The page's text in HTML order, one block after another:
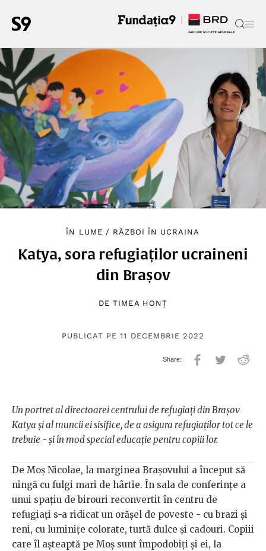
ÎN LUME / RĂZBOI ÎN UCRAINA
Katya, sora refugiaților ucraineni
din Brașov
DETIMEA HONȚ
PUBLICAT PE 11 DECEMBRIE 2022
Un portret al directoarei centrului de refugiați din Brașov
Katya și al muncii ei sisifice, de a asigura refugiaților tot ce le
trebuie - și în mod special educație pentru copiii lor.
De Moș Nicolae, la marginea Brașovului a început să
ningă cu fulgi mari de hârtie. În sala de conferințe a
unui spațiu de birouri reconvertit în centru de
refugiați s-a ridicat un orășel de poveste - cu brazi și
reni, cu luminițe colorate, turtă dulce și cadouri. Copiii
care îl așteaptă pe Moș sunt împodobiți și ei, la